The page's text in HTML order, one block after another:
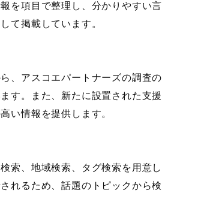
を項目で整理し、分かりやすい言
て掲載しています。
、アスコエパートナーズの調査の
す。また、新たに設置された支援
い情報を提供します。
索、地域検索、タグ検索を用意し
れるため、話題のトピックから検